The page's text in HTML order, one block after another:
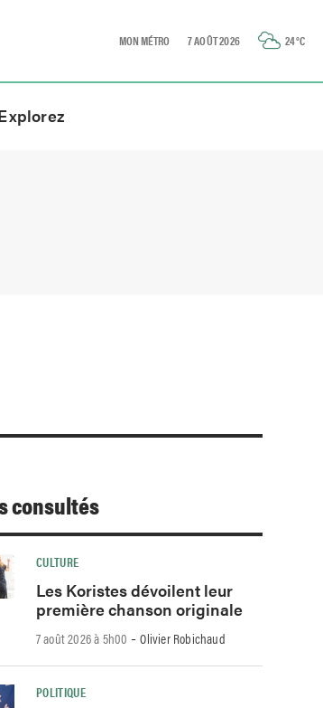
MON MÉTRO 7 AOÛT 2026 24°C
consultés
CULTURE
Les Koristes dévoilent leur
première chanson originale
7 août 2026 à 5h00 -Olivier Robichaud
POLITIQUE